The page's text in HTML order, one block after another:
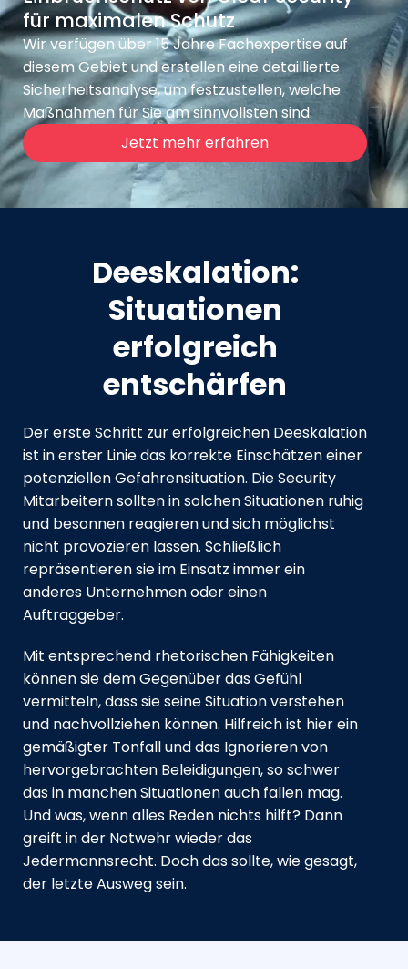
für maximalen Schutz
Wir verfügen über 15 Jahre Fachexpertise auf
diesem Gebiet und erstellen eine detaillierte
Sicherheitsanalyse, um festzustellen, welche
Maßnahmen für Sie am sinnvollsten sind.
Jetzt mehr erfahren
Deeskalation:
Situationen
erfolgreich
entschärfen
Der erste Schritt zur erfolgreichen Deeskalation
ist in erster Linie das korrekte Einschätzen einer
potenziellen Gefahrensituation. Die Security
Mitarbeitern sollten in solchen Situationen ruhig
und besonnen reagieren und sich möglichst
nicht provozieren lassen. Schließlich
repräsentieren sie im Einsatz immer ein
anderes Unternehmen oder einen
Auftraggeber.
Mit entsprechend rhetorischen Fähigkeiten
können sie dem Gegenüber das Gefühl
vermitteln, dass sie seine Situation verstehen
und nachvollziehen können. Hilfreich ist hier ein
gemäßigter Tonfall und das Ignorieren von
hervorgebrachten Beleidigungen, so schwer
das in manchen Situationen auch fallen mag.
Und was, wenn alles Reden nichts hilft? Dann
greift in der Notwehr wieder das
Jedermannsrecht. Doch das sollte, wie gesagt,
der letzte Ausweg sein.